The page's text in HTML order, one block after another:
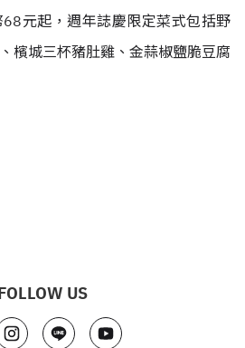
元起，週年誌慶限定菜式包括野
檳城三杯豬肚雞、金蒜椒鹽脆豆腐
US